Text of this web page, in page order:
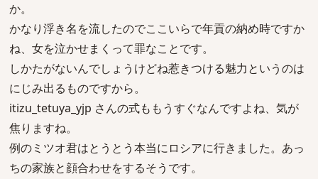
か。
かなり浮き名を流したのでここいらで年貢の納め時ですか
ね、女を泣かせまくって罪なことです。
しかたがないんでしょうけどね惹きつける魅力というのは
にじみ出るものですから。
itizu_tetuya_yjp さんの式ももうすぐなんですよね、気が
焦りますね。
例のミツオ君はとうとう本当にロシアに行きました。あっ
ちの家族と顔合わせをするそうです。